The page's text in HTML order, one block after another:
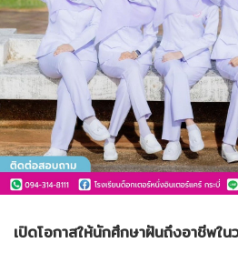
เปิดโอกาสให้นักศึกษาฝันถึงอาชีพใ